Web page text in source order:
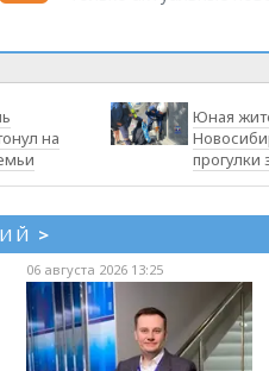
на
Юная
прогулки
>
06 августа 2026 13:25